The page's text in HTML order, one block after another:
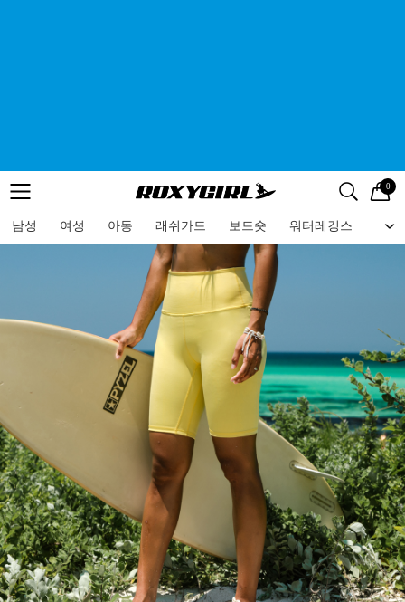
메뉴 검색
로고 0
남성 여성 아동 래쉬가드 보드숏 워터레깅스 비
메뉴